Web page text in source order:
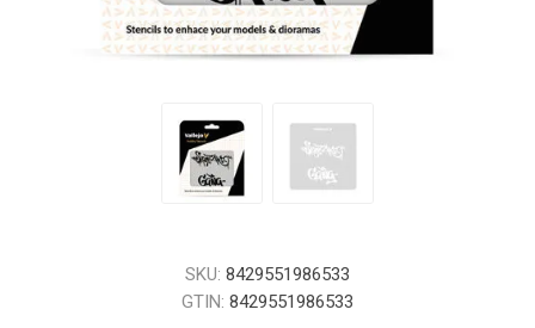
SKU: 8429551986533
GTIN: 8429551986533